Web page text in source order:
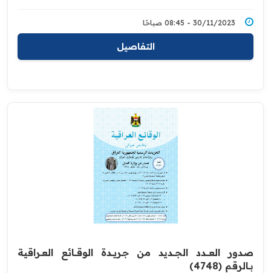
30/11/2023 - 08:45 صباحًا
التفاصيل
صدور العــــدد الجـــديد من جـريــدة ‏الوقــــائع العــراقية
بــالرقم (4748)‏